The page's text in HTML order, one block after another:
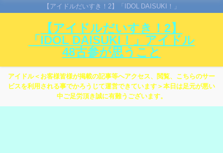
【アイドルだいすき！2】「IDOL DAISUKI！」
【アイドルだいすき！2】
「IDOL DAISUKI！」アイドル
48古参が思うこと
アイドル＜お客様皆様が掲載の記事等へアクセス、閲覧、こちらのサー
ビスを利用される事でかろうじて運営できています＞本日は足元が悪い
中ご足労頂き誠に有難うございます。